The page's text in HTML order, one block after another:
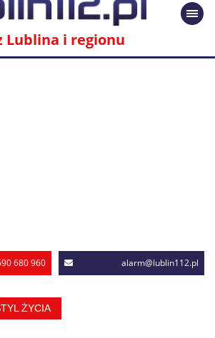
Lublina i regionu
680 960 alarm@lublin112.pl
ŻYCIA